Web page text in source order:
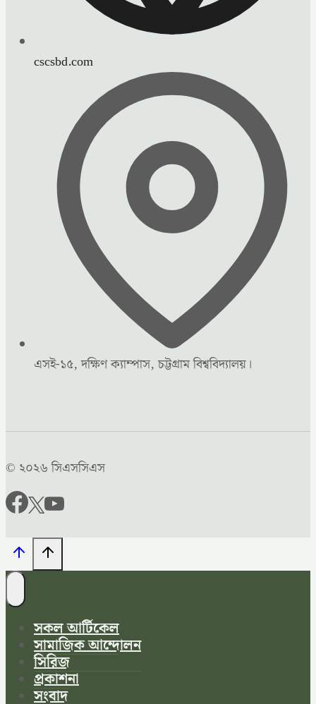
cscsbd.com
এসই-১৫, দক্ষিণ ক্যাম্পাস, চট্টগ্রাম বিশ্ববিদ্যালয়।
© ২০২৬ সিএসসিএস
সকল আর্টিকেল
সামাজিক আন্দোলন
সিরিজ
প্রকাশনা
সংবাদ